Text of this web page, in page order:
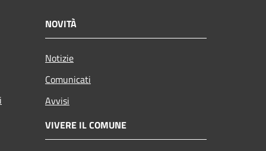
NOVITÀ
Notizie
Comunicati
Avvisi
VIVERE IL COMUNE